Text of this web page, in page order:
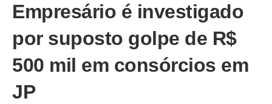
Empresário é investigado
por suposto golpe de R$
500 mil em consórcios em
JP